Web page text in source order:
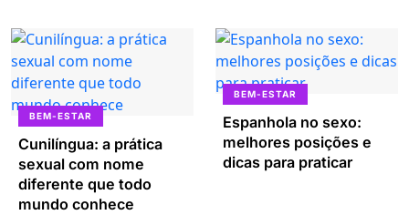
BEM-ESTAR
Cunilíngua: a prática
sexual com nome
diferente que todo
mundo conhece
BEM-ESTAR
Espanhola no sexo:
melhores posições e
dicas para praticar